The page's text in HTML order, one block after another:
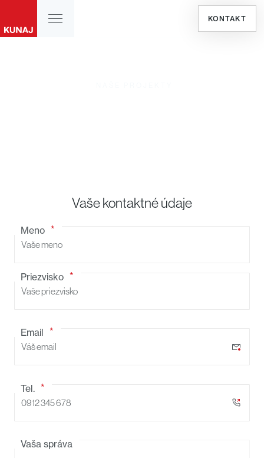
KONTAKT
Vaše kontaktné údaje
Meno
Priezvisko
Email
Tel.
Vaša správa